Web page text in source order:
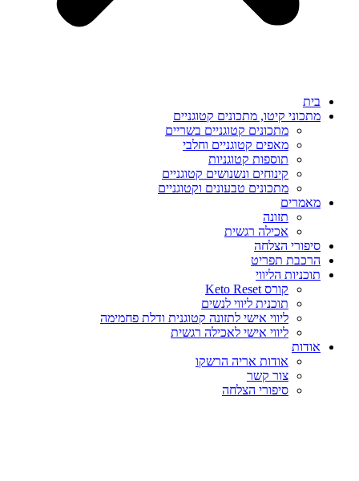
בית
מתכוני קיטו, מתכונים קטוגניים
מתכונים קטוגניים בשריים
מאפים קטוגניים וחלבי
תוספות קטוגניות
קינוחים ונשנושים קטוגניים
מתכונים טבעונים וקטוגניים
מאמרים
תזונה
אכילה רגשית
סיפורי הצלחה
הרכבת תפריט
תוכניות הליווי
קורס Keto Reset
תוכנית ליווי לנשים
ליווי אישי לתזונה קטוגנית ודלת פחמימה
ליווי אישי לאכילה רגשית
אודות
אודות אריה הרשקו
צור קשר
סיפורי הצלחה